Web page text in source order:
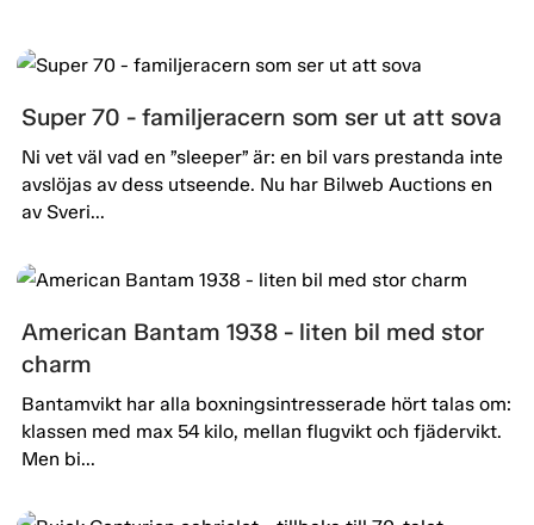
Super 70 - familjeracern som ser ut att sova
Ni vet väl vad en ”sleeper” är: en bil vars prestanda inte
avslöjas av dess utseende. Nu har Bilweb Auctions en
av Sveri...
American Bantam 1938 - liten bil med stor
charm
Bantamvikt har alla boxningsintresserade hört talas om:
klassen med max 54 kilo, mellan flugvikt och fjädervikt.
Men bi...